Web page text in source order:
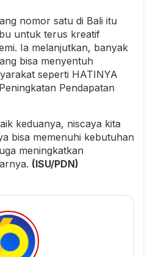
nomor satu di Bali itu
untuk terus kreatif
Ia melanjutkan, banyak
bisa menyentuh
seperti HATINYA
Pendapatan
keduanya, niscaya kita
bisa memenuhi kebutuhan
meningkatkan
(ISU/PDN)